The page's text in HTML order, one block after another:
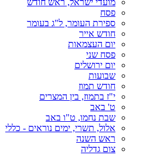
מועדי ישראל, ראש חודש
פסח
ספירת העומר, ל"ג בעומר
חודש אייר
יום העצמאות
פסח שני
יום ירושלים
שבועות
חודש תמוז
י"ז בתמוז, בין המצרים
ט' באב
שבת נחמו, ט"ו באב
אלול, תשרי, ימים נוראים - כללי
ראש השנה
צום גדליה